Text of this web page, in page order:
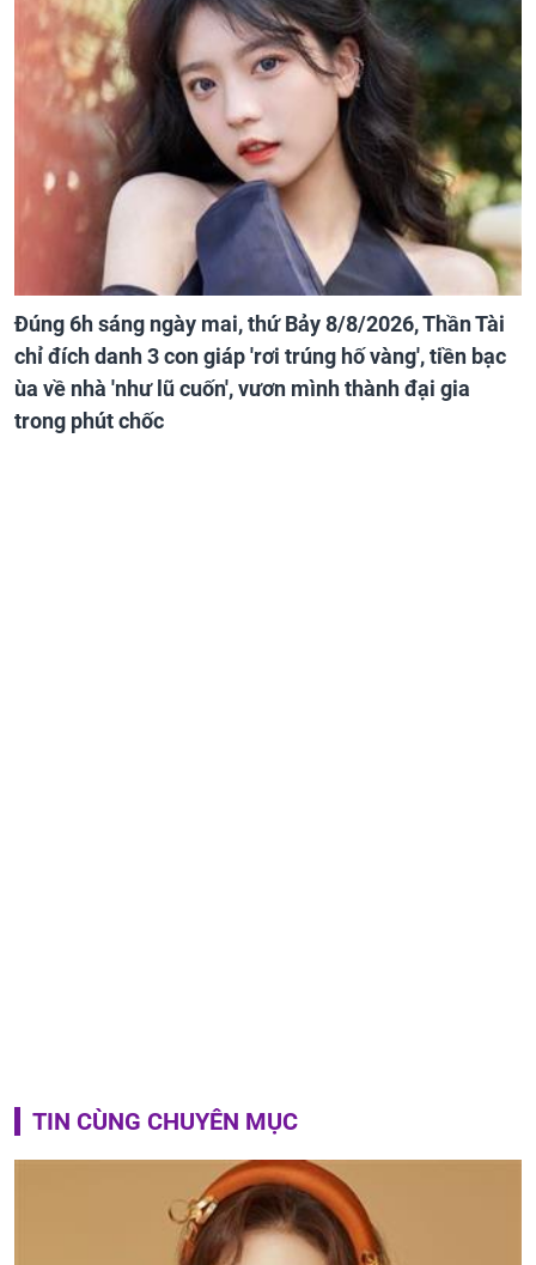
Đúng 6h sáng ngày mai, thứ Bảy 8/8/2026, Thần Tài
chỉ đích danh 3 con giáp 'rơi trúng hố vàng', tiền bạc
ùa về nhà 'như lũ cuốn', vươn mình thành đại gia
trong phút chốc
TIN CÙNG CHUYÊN MỤC